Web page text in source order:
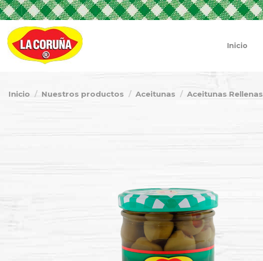
Inicio
Inicio Nuestros productos Aceitunas Aceitunas Rellenas